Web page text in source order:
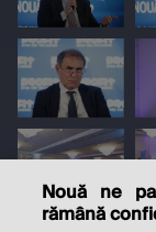
Nouă ne
rămână